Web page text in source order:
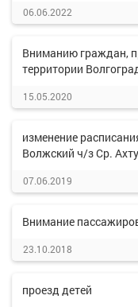
06.06.2022
Вниманию граждан,
территории
15.05.2020
изменение
Волжский ч/з Ср.
07.06.2019
Внимание
23.10.2018
проезд детей